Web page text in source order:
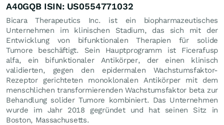
A40GQB ISIN: US0554771032
Bicara Therapeutics Inc. ist ein biopharmazeutisches
Unternehmen im klinischen Stadium, das sich mit der
Entwicklung von bifunktionalen Therapien für solide
Tumore beschäftigt. Sein Hauptprogramm ist Ficerafusp
alfa, ein bifunktionaler Antikörper, der einen klinisch
validierten, gegen den epidermalen Wachstumsfaktor-
Rezeptor gerichteten monoklonalen Antikörper mit dem
menschlichen transformierenden Wachstumsfaktor beta zur
Behandlung solider Tumore kombiniert. Das Unternehmen
wurde im Jahr 2018 gegründet und hat seinen Sitz in
Boston, Massachusetts.